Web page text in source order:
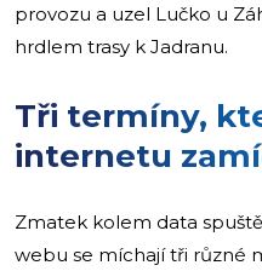
provozu a uzel Lučko u
hrdlem trasy k Jadranu.
Tři termíny,
internetu
Zmatek kolem data
webu se míchají tři různé